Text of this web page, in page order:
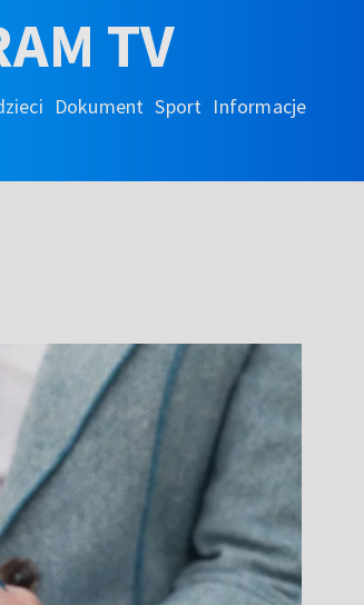
TV
Dokument Sport Informacje